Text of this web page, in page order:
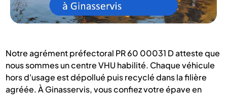
Notre agrément préfectoral PR 60 00031 D atteste que
nous sommes un centre VHU habilité. Chaque véhicule
hors d'usage est dépollué puis recyclé dans la filière
agréée. À Ginasservis, vous confiez votre épave en